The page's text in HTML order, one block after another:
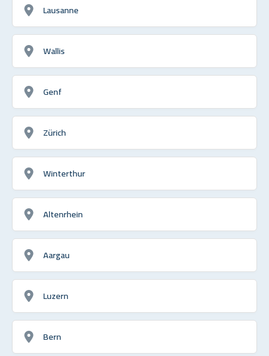
Lausanne
Wallis
Genf
Zürich
Winterthur
Altenrhein
Aargau
Luzern
Bern